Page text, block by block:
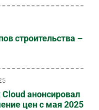
строительства –
Cloud анонсировал
цен с мая 2025